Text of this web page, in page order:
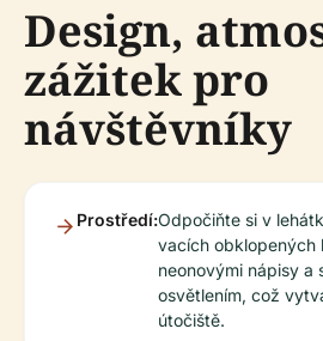
Design,
zážitek pro
návštěvníky
Prostředí:Odpočiňte si v
vacích obklopených
neonovými nápisy a
osvětlením, což
útočiště.